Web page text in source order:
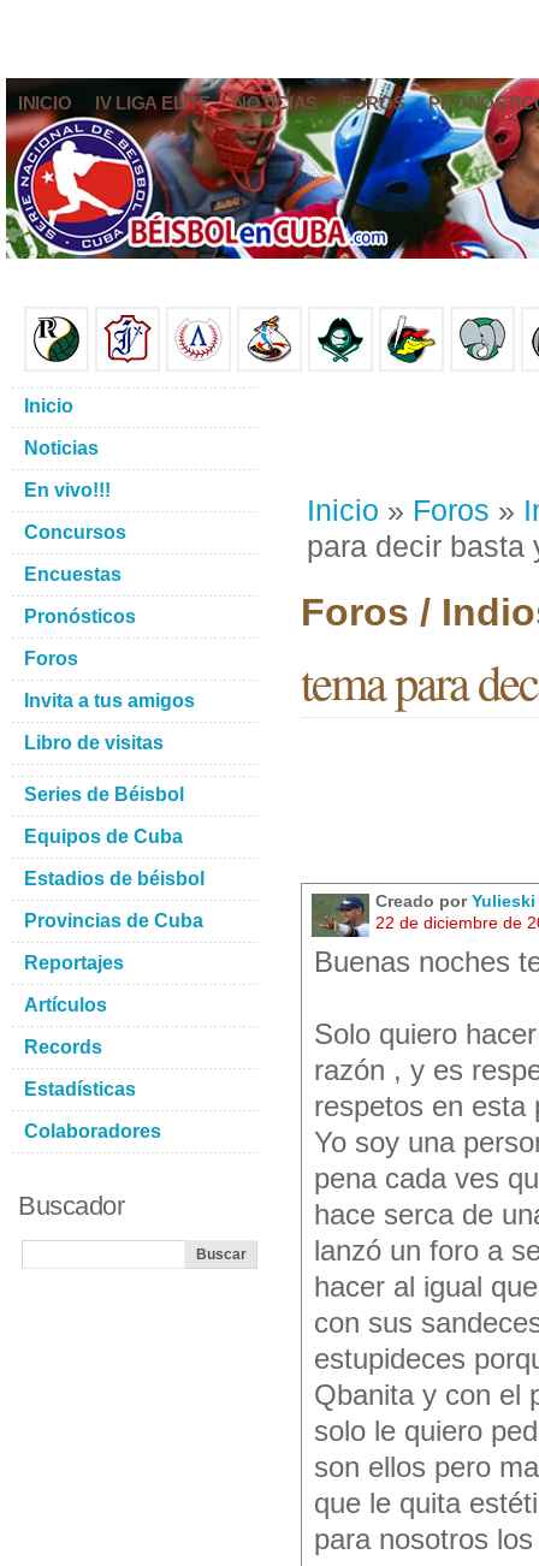
INICIO IV LIGA ELITE NOTICIAS FOROS
Inicio » Foros »
para decir basta
Foros /
tema para
Creado por
22 de diciembre de
Buenas noches
Solo quiero
razón , y es
respetos en esta
Yo soy una
pena cada ves
hace serca de
lanzó un foro a
hacer al igual
con sus
estupideces
Qbanita y con el
solo le quiero
son ellos pero
que le quita
para nosotros
Inicio
Noticias
En vivo!!!
Concursos
Encuestas
Pronósticos
Foros
Invita a tus amigos
Libro de visitas
Series de Béisbol
Equipos de Cuba
Estadios de béisbol
Provincias de Cuba
Reportajes
Artículos
Records
Estadísticas
Colaboradores
Buscador